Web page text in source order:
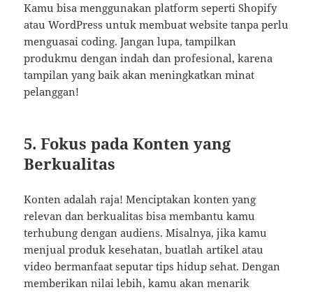
Kamu bisa menggunakan platform seperti Shopify
atau WordPress untuk membuat website tanpa perlu
menguasai coding. Jangan lupa, tampilkan
produkmu dengan indah dan profesional, karena
tampilan yang baik akan meningkatkan minat
pelanggan!
5. Fokus pada Konten yang
Berkualitas
Konten adalah raja! Menciptakan konten yang
relevan dan berkualitas bisa membantu kamu
terhubung dengan audiens. Misalnya, jika kamu
menjual produk kesehatan, buatlah artikel atau
video bermanfaat seputar tips hidup sehat. Dengan
memberikan nilai lebih, kamu akan menarik